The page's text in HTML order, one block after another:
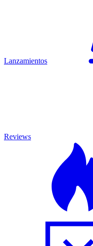
Lanzamientos
Reviews